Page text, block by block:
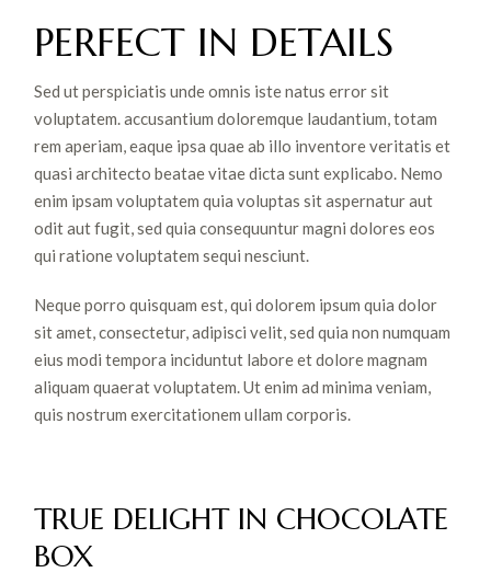
PERFECT IN DETAILS
Sed ut perspiciatis unde omnis iste natus error sit
voluptatem. accusantium doloremque laudantium, totam
rem aperiam, eaque ipsa quae ab illo inventore veritatis et
quasi architecto beatae vitae dicta sunt explicabo. Nemo
enim ipsam voluptatem quia voluptas sit aspernatur aut
odit aut fugit, sed quia consequuntur magni dolores eos
qui ratione voluptatem sequi nesciunt.
Neque porro quisquam est, qui dolorem ipsum quia dolor
sit amet, consectetur, adipisci velit, sed quia non numquam
eius modi tempora inciduntut labore et dolore magnam
aliquam quaerat voluptatem. Ut enim ad minima veniam,
quis nostrum exercitationem ullam corporis.
TRUE DELIGHT IN CHOCOLATE
BOX